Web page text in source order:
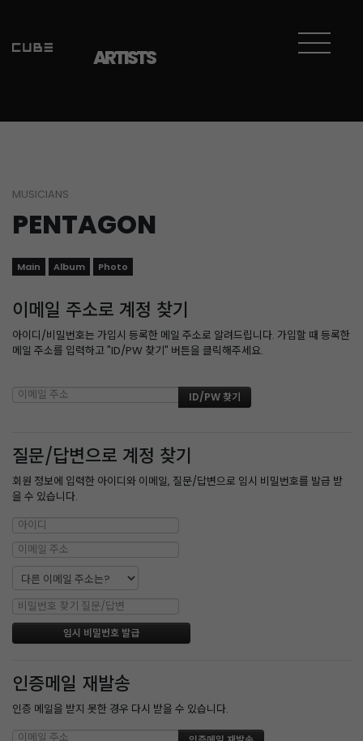
ARTISTS
MUSICIANS
PENTAGON
Main Album Photo
이메일 주소로 계정 찾기
아이디/비밀번호는 가입시 등록한 메일 주소로 알려드립니다. 가입할 때 등록한
메일 주소를 입력하고 "ID/PW 찾기" 버튼을 클릭해주세요.
질문/답변으로 계정 찾기
회원 정보에 입력한 아이디와 이메일, 질문/답변으로 임시 비밀번호를 발급 받
을 수 있습니다.
인증메일 재발송
인증 메일을 받지 못한 경우 다시 받을 수 있습니다.